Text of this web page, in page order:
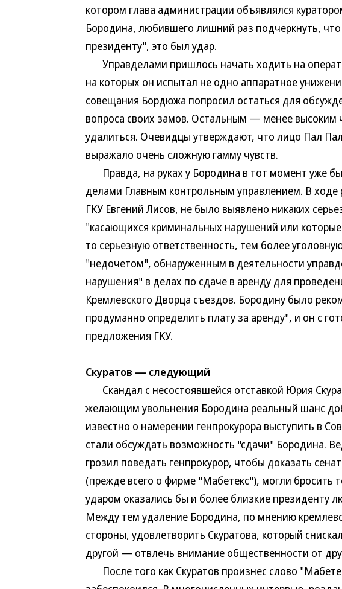
котором глава администрации объявлялся
Бородина, любившего лишний раз подчеркнуть,
президенту", это был удар.
Управделами пришлось начать ходить на
на которых он испытал не одно аппаратное
совещания Бордюжа попросил остаться для
вопроса своих замов. Остальным — менее
удалиться. Очевидцы утверждают, что лицо Пал
выражало очень сложную гамму чувств.
Правда, на руках у Бородина в тот момент уже
делами Главным контрольным управлением. В ходе
ГКУ Евгений Лисов, не было выявлено никаких
"касающихся криминальных нарушений или
то серьезную ответственность, тем более
"недочетом", обнаруженным в деятельности
нарушения" в делах по сдаче в аренду для
Кремлевского Дворца съездов. Бородину было
продуманно определить плату за аренду", и он с
предложения ГКУ.
Скуратов — следующий
Скандал с несостоявшейся отставкой Юрия
желающим увольнения Бородина реальный шанс
известно о намерении генпрокурора выступить в
стали обсуждать возможность "сдачи" Бородина.
грозил поведать генпрокурор, чтобы доказать
(прежде всего о фирме "Мабетекс"), могли бросить
ударом оказались бы и более близкие президенту
Между тем удаление Бородина, по мнению
стороны, удовлетворить Скуратова, который
другой — отвлечь внимание общественности от
После того как Скуратов произнес слово